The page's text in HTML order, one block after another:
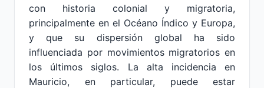
con historia colonial y migratoria,
principalmente en el Océano Índico y Europa,
y que su dispersión global ha sido
influenciada por movimientos migratorios en
los últimos siglos. La alta incidencia en
Mauricio, en particular, puede estar